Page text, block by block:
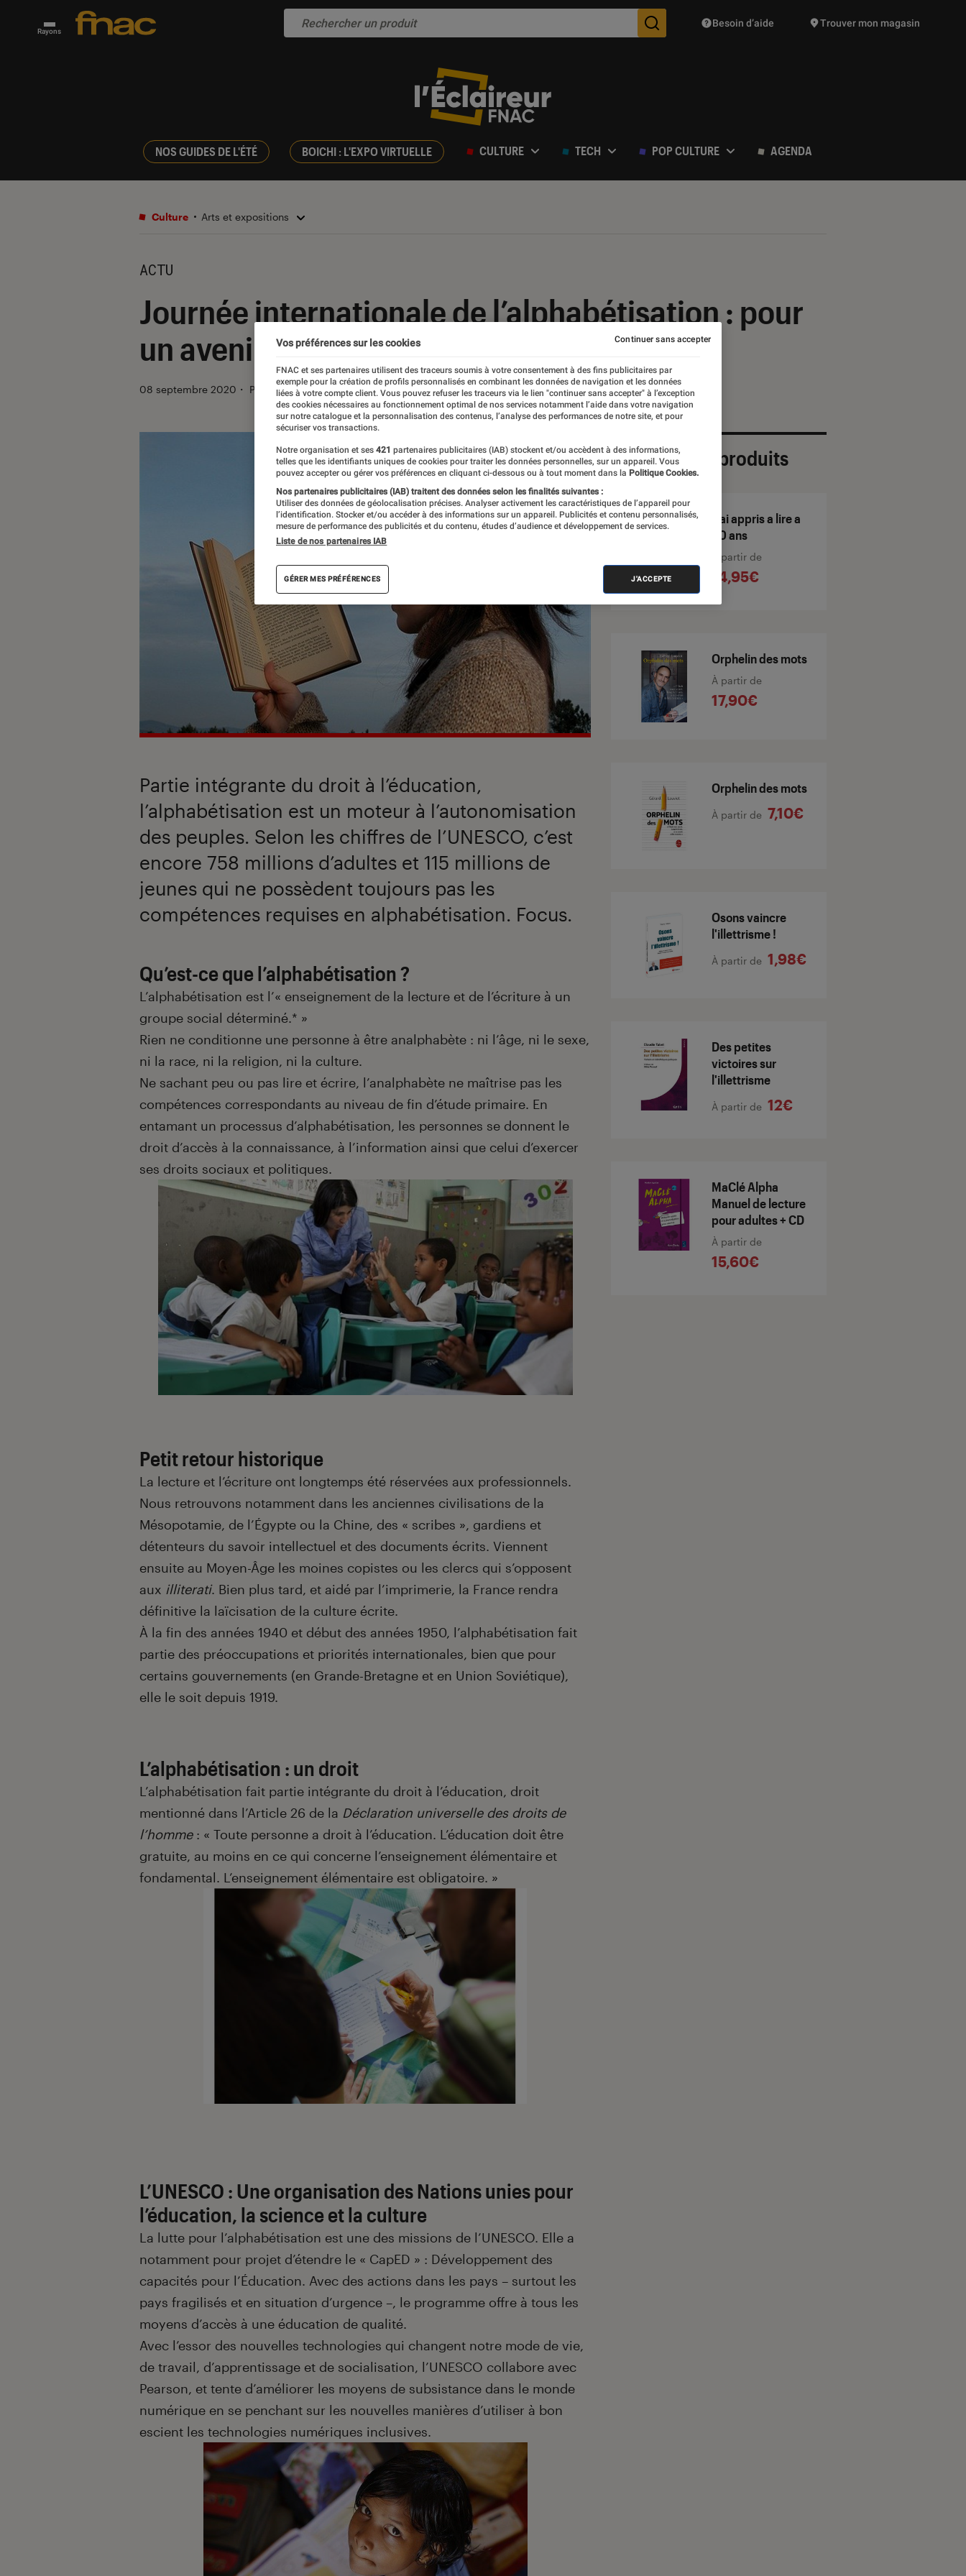
Rayons Des suggestions de produits vont vous être proposées
Besoin d’aide Trouver mon magasin
NOS GUIDES DE L'ÉTÉ BOICHI : L'EXPO VIRTUELLE CULTURE TECH POP CULTURE AGENDA
Culture Arts et expositions
ACTU
Journée internationale de l’alphabétisation : pour
un avenir meilleur pour tous
08 septembre 2020 ・ Par Anastasia
Partie intégrante du droit à l’éducation,
l’alphabétisation est un moteur à l’autonomisation
des peuples. Selon les chiffres de l’UNESCO, c’est
encore 758 millions d’adultes et 115 millions de
jeunes qui ne possèdent toujours pas les
compétences requises en alphabétisation. Focus.
Qu’est-ce que l’alphabétisation ?
L’alphabétisation est l’« enseignement de la lecture et de l’écriture à un
groupe social déterminé.* »
Rien ne conditionne une personne à être analphabète : ni l’âge, ni le sexe,
ni la race, ni la religion, ni la culture.
Ne sachant peu ou pas lire et écrire, l’analphabète ne maîtrise pas les
compétences correspondants au niveau de fin d’étude primaire. En
entamant un processus d’alphabétisation, les personnes se donnent le
droit d’accès à la connaissance, à l’information ainsi que celui d’exercer
ses droits sociaux et politiques.
Petit retour historique
La lecture et l’écriture ont longtemps été réservées aux professionnels.
Nous retrouvons notamment dans les anciennes civilisations de la
Mésopotamie, de l’Égypte ou la Chine, des « scribes », gardiens et
détenteurs du savoir intellectuel et des documents écrits. Viennent
ensuite au Moyen-Âge les moines copistes ou les clercs qui s’opposent
aux illiterati. Bien plus tard, et aidé par l’imprimerie, la France rendra
définitive la laïcisation de la culture écrite.
À la fin des années 1940 et début des années 1950, l’alphabétisation fait
partie des préoccupations et priorités internationales, bien que pour
certains gouvernements (en Grande-Bretagne et en Union Soviétique),
elle le soit depuis 1919.
L’alphabétisation : un droit
L’alphabétisation fait partie intégrante du droit à l’éducation, droit
mentionné dans l’Article 26 de la Déclaration universelle des droits de
l’homme: « Toute personne a droit à l’éducation. L’éducation doit être
gratuite, au moins en ce qui concerne l’enseignement élémentaire et
fondamental. L’enseignement élémentaire est obligatoire. »
L’UNESCO : Une organisation des Nations unies pour
l’éducation, la science et la culture
La lutte pour l’alphabétisation est une des missions de l’UNESCO. Elle a
notamment pour projet d’étendre le « CapED » : Développement des
capacités pour l’Éducation. Avec des actions dans les pays – surtout les
pays fragilisés et en situation d’urgence –, le programme offre à tous les
moyens d’accès à une éducation de qualité.
Avec l’essor des nouvelles technologies qui changent notre mode de vie,
de travail, d’apprentissage et de socialisation, l’UNESCO collabore avec
Pearson, et tente d’améliorer les moyens de subsistance dans le monde
numérique en se penchant sur les nouvelles manières d’utiliser à bon
escient les technologies numériques inclusives.
Sélection de produits
J'ai appris a lire a
50 ans
À partir de
14,95€
Orphelin des mots
À partir de
17,90€
Orphelin des mots
À partir de 7,10€
Osons vaincre
l'illettrisme !
À partir de 1,98€
Des petites
victoires sur
l'illettrisme
À partir de 12€
MaClé Alpha
Manuel de lecture
pour adultes + CD
À partir de
15,60€
Vos préférences sur les cookies
FNAC et ses partenaires utilisent des traceurs soumis à votre consentement à des fins publicitaires par
exemple pour la création de profils personnalisés en combinant les données de navigation et les données
liées à votre compte client. Vous pouvez refuser les traceurs via le lien "continuer sans accepter" à l’exception
des cookies nécessaires au fonctionnement optimal de nos services notamment l’aide dans votre navigation
sur notre catalogue et la personnalisation des contenus, l’analyse des performances de notre site, et pour
sécuriser vos transactions.
Notre organisation et ses 421 partenaires publicitaires (IAB) stockent et/ou accèdent à des informations,
telles que les identifiants uniques de cookies pour traiter les données personnelles, sur un appareil. Vous
pouvez accepter ou gérer vos préférences en cliquant ci-dessous ou à tout moment dans la Politique Cookies.
Nos partenaires publicitaires (IAB) traitent des données selon les finalités suivantes :
Utiliser des données de géolocalisation précises. Analyser activement les caractéristiques de l’appareil pour
l’identification. Stocker et/ou accéder à des informations sur un appareil. Publicités et contenu personnalisés,
mesure de performance des publicités et du contenu, études d’audience et développement de services.
Liste de nos partenaires IAB
GÉRER MES PRÉFÉRENCES J'ACCEPTE
Continuer sans accepter